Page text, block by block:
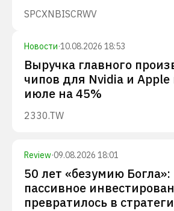
SPCXNBISCRWV
Новости·10.08.2026 18:53
Выручка главного
чипов для Nvidia и Apple
июле на 45%
2330.TW
Review·09.08.2026 18:01
50 лет «безумию Богла»:
пассивное
превратилось в